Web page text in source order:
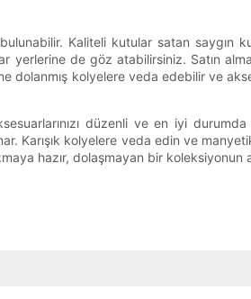
Kaliteli kutular satan saygın
de göz atabilirsiniz. Satın
dolanmış kolyelere veda edebilir ve
düzenli ve en iyi
Karışık kolyelere veda edin ve
hazır, dolaşmayan bir koleksiyonun